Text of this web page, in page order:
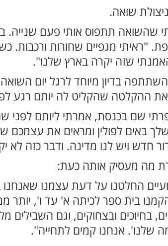
שואה.
שהשואה תתפוס אותי פעם שנייה.
"ראיתי מגפיים שחורות ורכבות.
שזה יקרה בארץ שלנו".
בדיון מיוחד לרגל יום
ההקלטה שהקליט לה יותם רגע
שם בכנסת, אמרתי ליותם לפני
באים לפולין ומראים את
חדש ויש לנו מדינה. ודבר כזה
מה מעסיק אותה כעת:
החלטנו על דעת עצמנו שאנחנו
בית ספר לכיתה א' עד ו', יותר
בחיוכים ובצחוקים, וגם השבילים
שלנו'. אנחנו קמים לתחייה".